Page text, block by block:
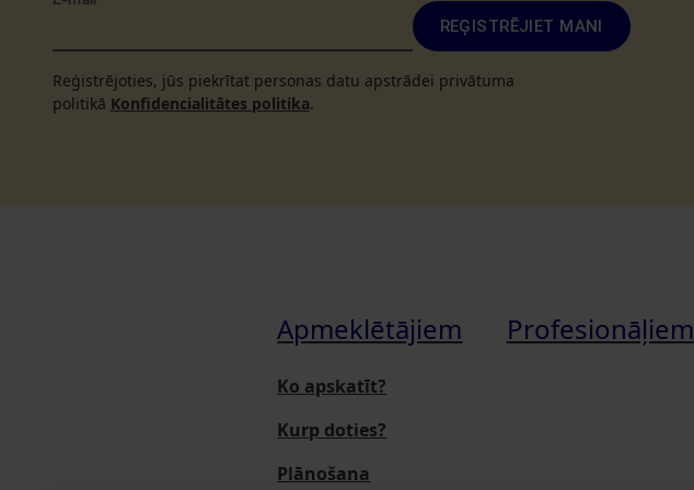
REĢISTRĒJIET MANI
Reģistrējoties, jūs piekrītat personas datu apstrādei privātuma
politikā Konfidencialitātes politika.
Apmeklētājiem
Ko apskatīt?
Kurp doties?
Plānošana
Profesionāļiem